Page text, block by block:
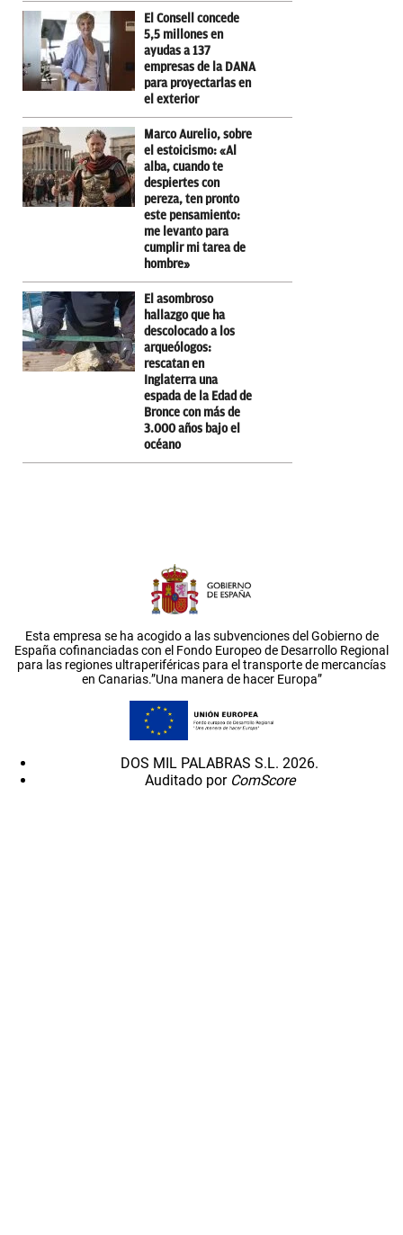
El Consell concede
5,5 millones en
ayudas a 137
empresas de la DANA
para proyectarlas en
el exterior
Marco Aurelio, sobre
el estoicismo: «Al
alba, cuando te
despiertes con
pereza, ten pronto
este pensamiento:
me levanto para
cumplir mi tarea de
hombre»
El asombroso
hallazgo que ha
descolocado a los
arqueólogos:
rescatan en
Inglaterra una
espada de la Edad de
Bronce con más de
3.000 años bajo el
océano
Esta empresa se ha acogido a las subvenciones del Gobierno de
España cofinanciadas con el Fondo Europeo de Desarrollo Regional
para las regiones ultraperiféricas para el transporte de mercancías
en Canarias.”Una manera de hacer Europa”
DOS MIL PALABRAS S.L. 2026.
Auditado por ComScore